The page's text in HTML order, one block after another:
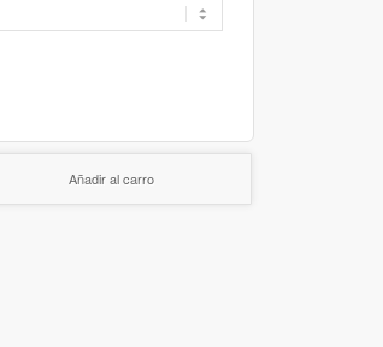
Añadir al carro